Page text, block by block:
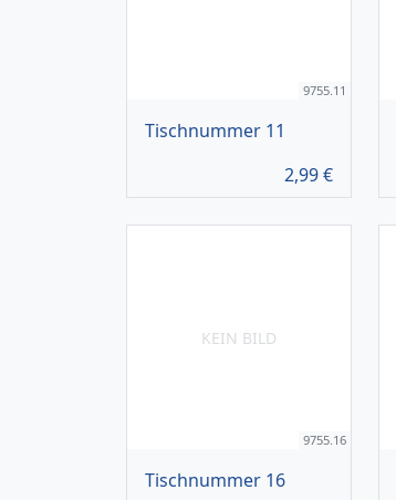
9755.11
Tischnummer 11
2,99€
KEIN BILD
9755.16
Tischnummer 16